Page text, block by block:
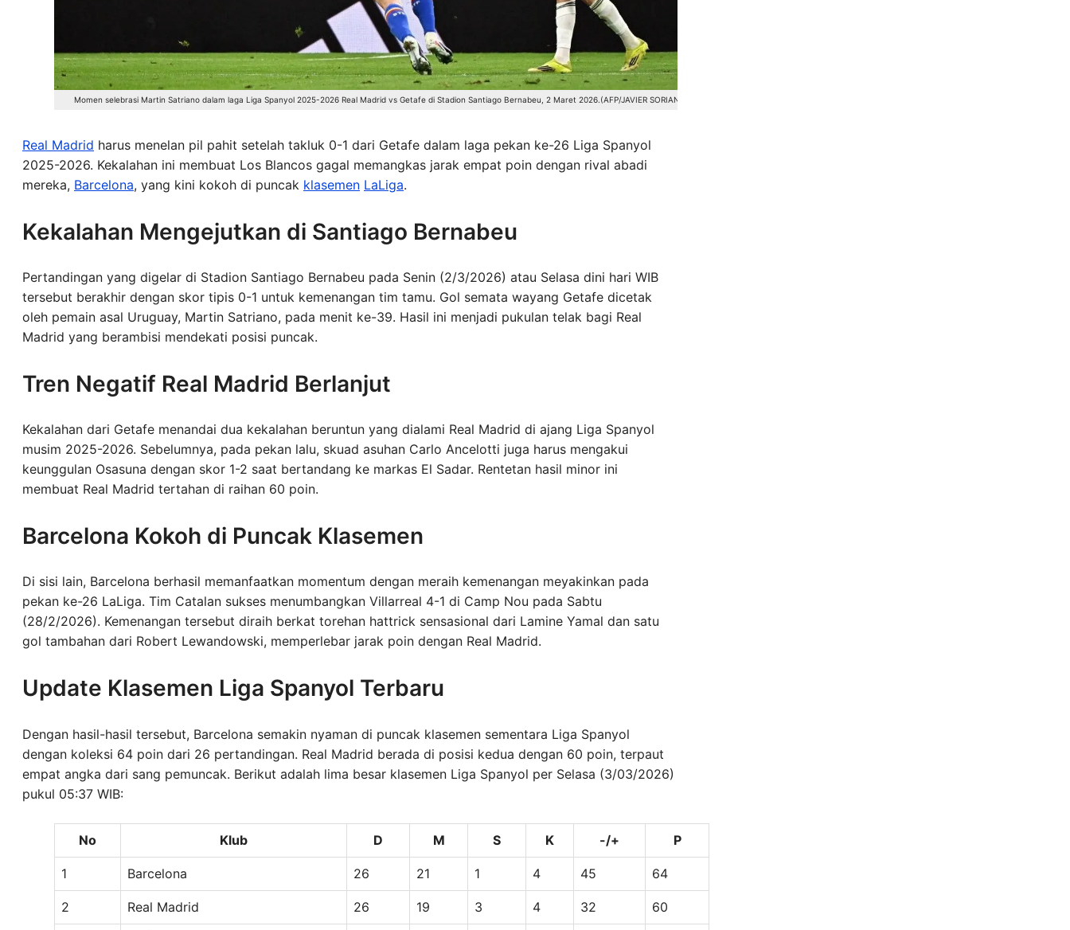
Momen selebrasi Martin Satriano dalam laga Liga Spanyol 2025-2026 Real Madrid vs Getafe di Stadion Santiago Bernabeu, 2 Maret 2026.(AFP/JAVIER SORIANO)
Real Madrid harus menelan pil pahit setelah takluk 0-1 dari Getafe dalam laga pekan ke-26 Liga Spanyol
2025-2026. Kekalahan ini membuat Los Blancos gagal memangkas jarak empat poin dengan rival abadi
mereka, Barcelona, yang kini kokoh di puncak klasemen LaLiga.
Kekalahan Mengejutkan di Santiago Bernabeu
Pertandingan yang digelar di Stadion Santiago Bernabeu pada Senin (2/3/2026) atau Selasa dini hari WIB
tersebut berakhir dengan skor tipis 0-1 untuk kemenangan tim tamu. Gol semata wayang Getafe dicetak
oleh pemain asal Uruguay, Martin Satriano, pada menit ke-39. Hasil ini menjadi pukulan telak bagi Real
Madrid yang berambisi mendekati posisi puncak.
Tren Negatif Real Madrid Berlanjut
Kekalahan dari Getafe menandai dua kekalahan beruntun yang dialami Real Madrid di ajang Liga Spanyol
musim 2025-2026. Sebelumnya, pada pekan lalu, skuad asuhan Carlo Ancelotti juga harus mengakui
keunggulan Osasuna dengan skor 1-2 saat bertandang ke markas El Sadar. Rentetan hasil minor ini
membuat Real Madrid tertahan di raihan 60 poin.
Barcelona Kokoh di Puncak Klasemen
Di sisi lain, Barcelona berhasil memanfaatkan momentum dengan meraih kemenangan meyakinkan pada
pekan ke-26 LaLiga. Tim Catalan sukses menumbangkan Villarreal 4-1 di Camp Nou pada Sabtu
(28/2/2026). Kemenangan tersebut diraih berkat torehan hattrick sensasional dari Lamine Yamal dan satu
gol tambahan dari Robert Lewandowski, memperlebar jarak poin dengan Real Madrid.
Update Klasemen Liga Spanyol Terbaru
Dengan hasil-hasil tersebut, Barcelona semakin nyaman di puncak klasemen sementara Liga Spanyol
dengan koleksi 64 poin dari 26 pertandingan. Real Madrid berada di posisi kedua dengan 60 poin, terpaut
empat angka dari sang pemuncak. Berikut adalah lima besar klasemen Liga Spanyol per Selasa (3/03/2026)
pukul 05:37 WIB:
No Klub D M S K -/+ P
1 Barcelona 26 21 1 4 45 64
2 Real Madrid 26 19 3 4 32 60